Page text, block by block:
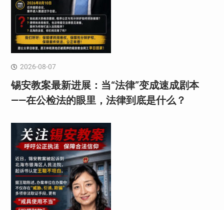
2026-08-07
锡安教案最新进展：当“法律”变成速成剧本
——在公检法的眼里，法律到底是什么？